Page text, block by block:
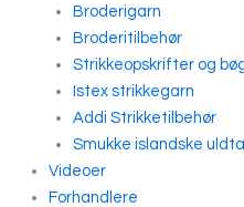
Broderigarn
Broderitilbehør
Strikkeopskrifter og
Istex strikkegarn
Addi Strikketilbehør
Smukke islandske
Videoer
Forhandlere